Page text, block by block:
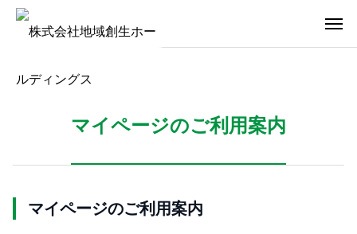
マイページのご利用案内
マイページのご利用案内